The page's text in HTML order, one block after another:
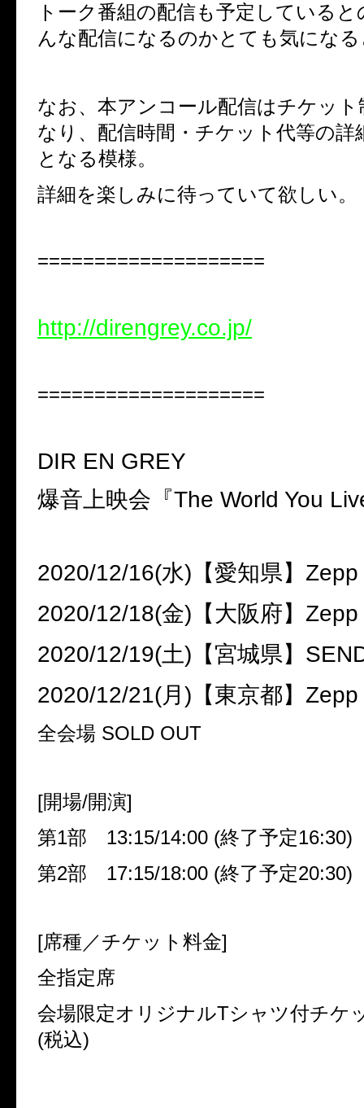
トーク番組の配信も予定している
んな配信になるのかとても気にな
なお、本アンコール配信はチケッ
なり、配信時間・チケット代等の詳
となる模様。
詳細を楽しみに待っていて欲しい。
====================
http://direngrey.co.jp/
====================
DIR EN GREY
爆音上映会『The World You
2020/12/16(水) 【愛知県】 Zepp
2020/12/18(金) 【大阪府】 Zepp
2020/12/19(土) 【宮城県】
2020/12/21(月 ) 【東京都】 Zepp
全会場 SOLD OUT
[開場/開演]
第1部 13:15/14:00 (終了予定16:30)
第2部 17:15/18:00 (終了予定20:30)
[席種／チケット料金]
全指定席
会場限定オリジナルTシャツ付チケ
(税込)